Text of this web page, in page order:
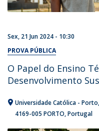
Sex, 21 Jun 2024 - 10:30
PROVA PÚBLICA
O Papel do Ensino
Desenvolvimento
Universidade Católica - Porto
4169-005 PORTO Portugal